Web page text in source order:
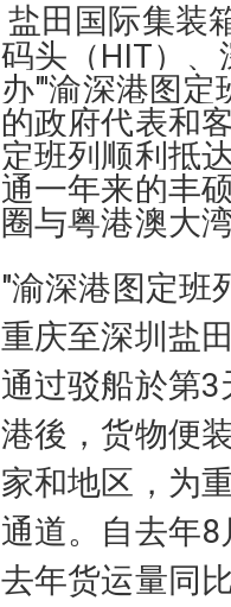
盐田国际集装
码头（HIT）
办"'渝深港图
的政府代表和
定班列顺利抵
通一年来的丰
圈与粤港澳大
"渝深港图定班
重庆至深圳盐
通过驳船於第
港後，货物便
家和地区，为
通道。自去年
去年货运量同